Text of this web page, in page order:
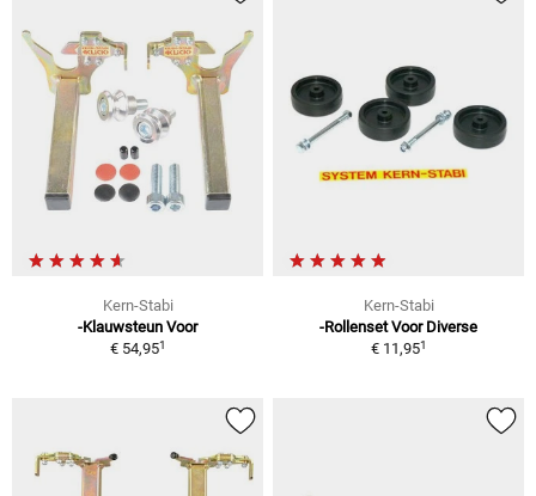
Kern-Stabi
-Klauwsteun Voor
€ 54,951
Kern-Stabi
-Rollenset Voor Diverse
€ 11,951